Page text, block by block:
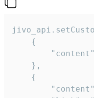
    {
    },
    {